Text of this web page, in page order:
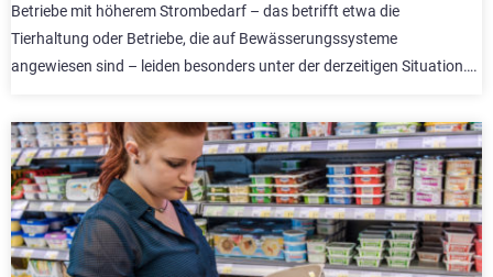
Betriebe mit höherem Strombedarf – das betrifft etwa die
Tierhaltung oder Betriebe, die auf Bewässerungssysteme
angewiesen sind – leiden besonders unter der derzeitigen Situation….